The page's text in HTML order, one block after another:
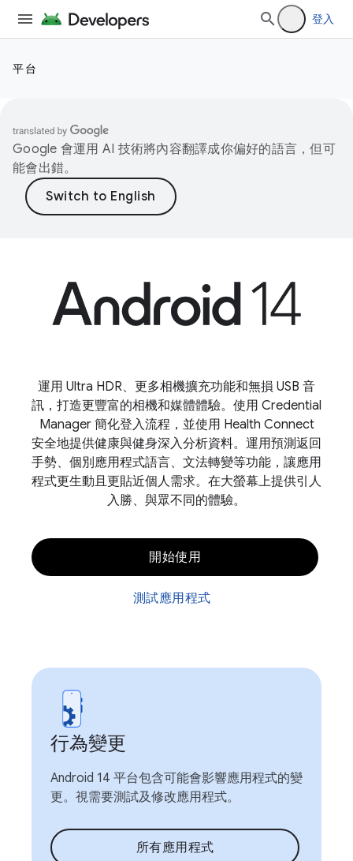
登入
平台
Google 會運用 AI 技術將內容翻譯成你偏好的語言，但可
能會出錯。
運用 Ultra HDR、更多相機擴充功能和無損 USB 音
訊，打造更豐富的相機和媒體體驗。使用 Credential
Manager 簡化登入流程，並使用 Health Connect
安全地提供健康與健身深入分析資料。運用預測返回
手勢、個別應用程式語言、文法轉變等功能，讓應用
程式更生動且更貼近個人需求。在大螢幕上提供引人
入勝、與眾不同的體驗。
開始使用
測試應用程式
行為變更
Android 14 平台包含可能會影響應用程式的變
更。視需要測試及修改應用程式。
所有應用程式